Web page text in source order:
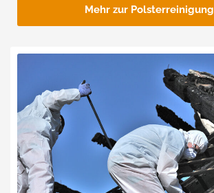
Mehr zur Polsterreinigung